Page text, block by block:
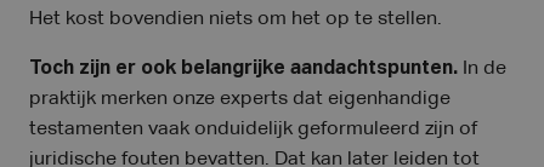
Het kost bovendien niets om het op te stellen.
Toch zijn er ook belangrijke aandachtspunten. In de
praktijk merken onze experts dat eigenhandige
testamenten vaak onduidelijk geformuleerd zijn of
juridische fouten bevatten. Dat kan later leiden tot